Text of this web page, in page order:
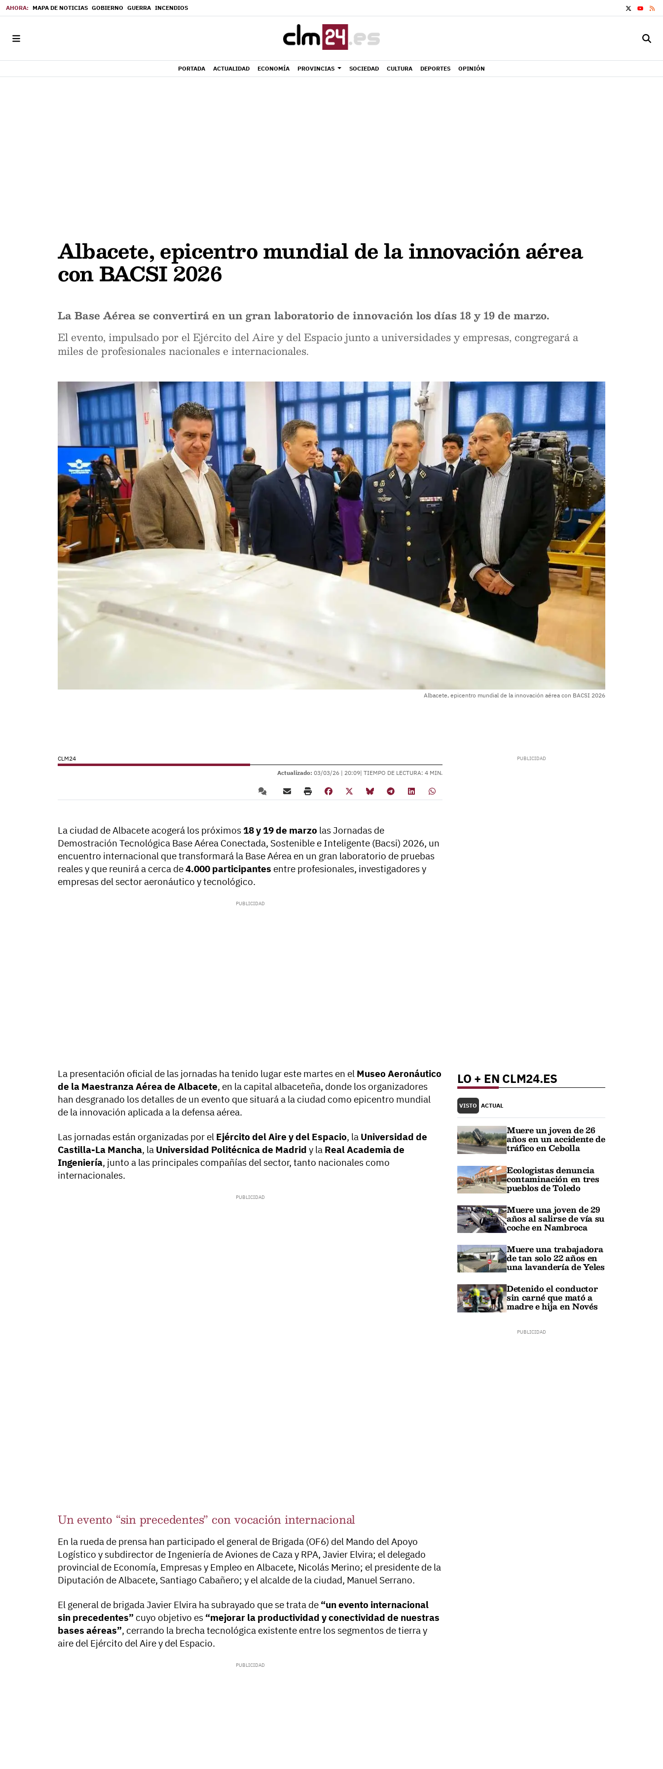
MAPA DE NOTICIAS GOBIERNO GUERRA INCENDIOS
YOUTUBE
PORTADA ACTUALIDAD ECONOMÍA PROVINCIAS SOCIEDAD CULTURA DEPORTES OPINIÓN
Albacete, epicentro mundial de la innovación aérea
con BACSI 2026
La Base Aérea se convertirá en un gran laboratorio de innovación los días 18 y 19 de marzo.
El evento, impulsado por el Ejército del Aire y del Espacio junto a universidades y empresas, congregará a
miles de profesionales nacionales e internacionales.
Albacete, epicentro mundial de la innovación aérea con BACSI 2026
CLM24
Actualizado: 03/03/26 | 20:09| TIEMPO DE LECTURA: 4 MIN.
La ciudad de Albacete acogerá los próximos 18 y 19 de marzo las Jornadas de
Demostración Tecnológica Base Aérea Conectada, Sostenible e Inteligente (Bacsi) 2026, un
encuentro internacional que transformará la Base Aérea en un gran laboratorio de pruebas
reales y que reunirá a cerca de4.000 participantes entre profesionales, investigadores y
empresas del sector aeronáutico y tecnológico.
La presentación oficial de las jornadas ha tenido lugar este martes en el Museo Aeronáutico
de la Maestranza Aérea de Albacete, en la capital albaceteña, donde los organizadores
han desgranado los detalles de un evento que situará a la ciudad como epicentro mundial
de la innovación aplicada a la defensa aérea.
Las jornadas están organizadas por el Ejército del Aire y del Espacio, la Universidad de
Castilla-La Mancha, la Universidad Politécnica de Madrid y la Real Academia de
Ingeniería, junto a las principales compañías del sector, tanto nacionales como
internacionales.
Un evento “sin precedentes” con vocación internacional
En la rueda de prensa han participado el general de Brigada (OF6) del Mando del Apoyo
Logístico y subdirector de Ingeniería de Aviones de Caza y RPA, Javier Elvira; el delegado
provincial de Economía, Empresas y Empleo en Albacete, Nicolás Merino; el presidente de la
Diputación de Albacete, Santiago Cabañero; y el alcalde de la ciudad, Manuel Serrano.
El general de brigada Javier Elvira ha subrayado que se trata de “un evento internacional
sin precedentes” cuyo objetivo es “mejorar la productividad y conectividad de nuestras
bases aéreas”, cerrando la brecha tecnológica existente entre los segmentos de tierra y
aire del Ejército del Aire y del Espacio.
LO + EN CLM24.ES
VISTO ACTUAL
Muere un joven de 26
años en un accidente de
tráfico en Cebolla
Ecologistas denuncia
contaminación en tres
pueblos de Toledo
Muere una joven de 29
años al salirse de vía su
coche en Nambroca
Muere una trabajadora
de tan solo 22 años en
una lavandería de Yeles
Detenido el conductor
sin carné que mató a
madre e hija en Novés